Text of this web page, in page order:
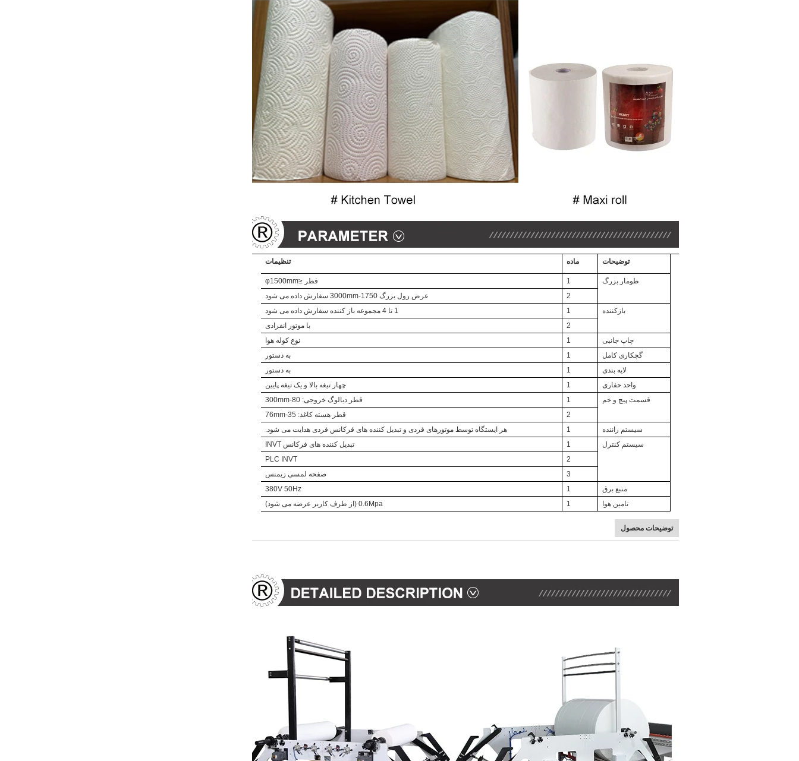
توضیحات ماده تنظیمات
طومار بزرگ 1
قطر ≤φ1500mm
2
عرض رول بزرگ 1750-3000mm سفارش داده می شود
بازکننده
1
1 تا 4 مجموعه باز کننده سفارش داده می شود
2
با موتور انفرادی
چاپ جانبی
1
نوع کوله هوا
گچکاری کامل
1
به دستور
لایه بندی
1
به دستور
واحد حفاری
1
چهار تیغه بالا و یک تیغه پایین
قسمت پیچ و خم
1
قطر دیالوگ خروجی: 80-300mm
2
قطر هسته کاغذ: 35-76mm
سیستم راننده
1
هر ایستگاه توسط موتورهای فردی و تبدیل کننده های فرکانس فردی هدایت می شود.
سیستم کنترل
1
تبدیل کننده های فرکانس INVT
2
PLC INVT
3
صفحه لمسی زیمنس
منبع برق
1
380V 50Hz
تامین هوا
1 0.6Mpa (از طرف کاربر عرضه می شود)
توضیحات محصول